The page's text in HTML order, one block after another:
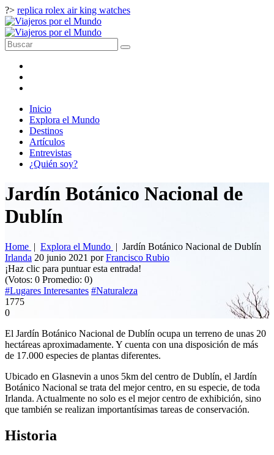
?> replica rolex air king watches
Inicio
Explora el Mundo
Destinos
Artículos
Entrevistas
¿Quién soy?
Jardín Botánico Nacional de
Dublín
Home | Explora el Mundo | Jardín Botánico Nacional de Dublín
Irlanda 20 junio 2021 porFrancisco Rubio
¡Haz clic para puntuar esta entrada!
(Votos: 0 Promedio: 0)
#Lugares Interesantes #Naturaleza
1775
0
El Jardín Botánico Nacional de Dublín ocupa un terreno de unas 20
hectáreas aproximadamente. Y cuenta con una disposición de más
de 17.000 especies de plantas diferentes.
Ubicado en Glasnevin a unos 5km del centro de Dublín, el Jardín
Botánico Nacional se trata del mejor centro, en su especie, de toda
Irlanda. Actualmente no solo es el mejor centro de exhibición, sino
que también se realizan importantísimas tareas de conservación.
Historia